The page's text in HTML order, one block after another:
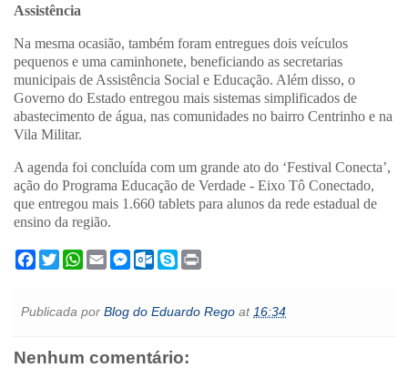
Assistência
Na mesma ocasião, também foram entregues dois veículos
pequenos e uma caminhonete, beneficiando as secretarias
municipais de Assistência Social e Educação. Além disso, o
Governo do Estado entregou mais sistemas simplificados de
abastecimento de água, nas comunidades no bairro Centrinho e na
Vila Militar.
A agenda foi concluída com um grande ato do ‘Festival Conecta’,
ação do Programa Educação de Verdade - Eixo Tô Conectado,
que entregou mais 1.660 tablets para alunos da rede estadual de
ensino da região.
F
a
b
k
T
w
t
W
h
s
p
E
m
l
M
e
e
e
O
u
o
.
S
k
e
t
Publicada por Blog do Eduardo Rego at 16:34
Nenhum comentário: